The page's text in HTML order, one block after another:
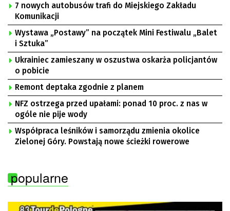
7 nowych autobusów trafi do Miejskiego Zakładu
Komunikacji
Wystawa „Postawy” na początek Mini Festiwalu „Balet
i Sztuka”
Ukrainiec zamieszany w oszustwa oskarża policjantów
o pobicie
Remont deptaka zgodnie z planem
NFZ ostrzega przed upałami: ponad 10 proc. z nas w
ogóle nie pije wody
Współpraca leśników i samorządu zmienia okolice
Zielonej Góry. Powstają nowe ścieżki rowerowe
popularne